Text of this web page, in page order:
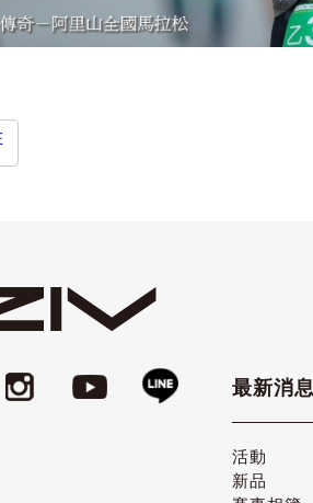
最新消息
活動
新品